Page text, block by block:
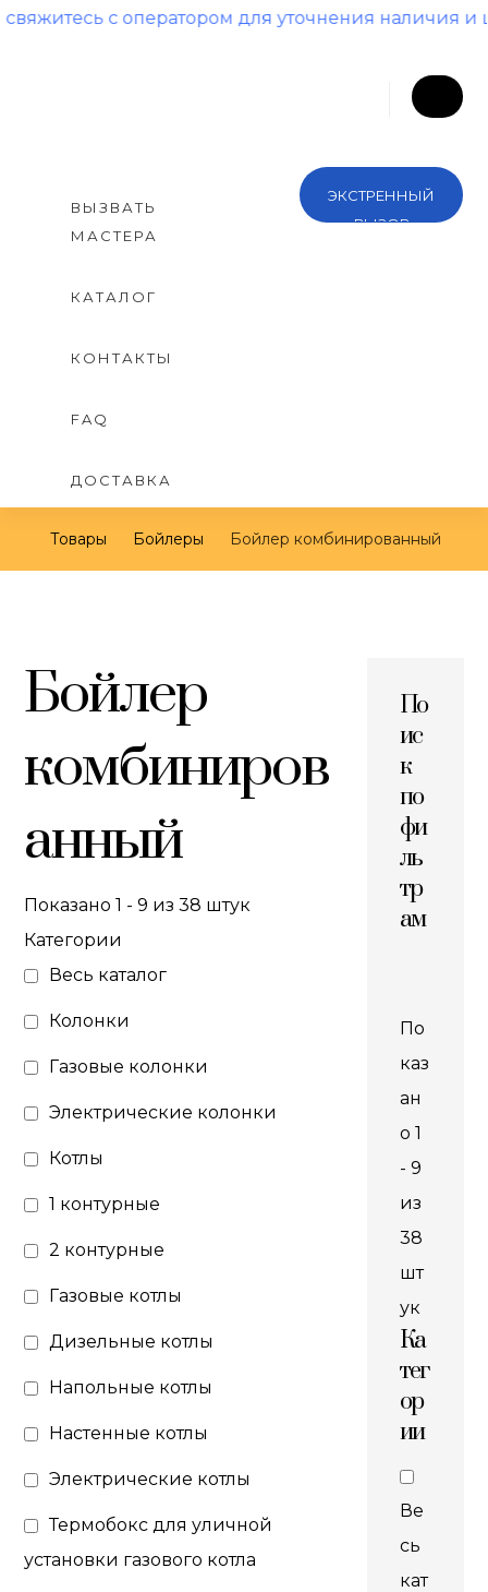
для уточнения наличия и цены!
ВЫЗВАТЬ
МАСТЕРА
КАТАЛОГ
КОНТАКТЫ
FAQ
ДОСТАВКА
ЭКСТРЕННЫЙ
ВЫЗОВ
Товары Бойлеры Бойлер комбинированный
Бойлер
комбиниров
анный
Показано 1 - 9 из 38 штук
Категории
Весь каталог
Колонки
Газовые колонки
Электрические колонки
Котлы
1 контурные
2 контурные
Газовые котлы
Дизельные котлы
Напольные котлы
Настенные котлы
Электрические котлы
Термобокс для уличной
установки газового котла
По
ис
к
по
фи
ль
тр
ам
По
каз
ан
о 1
- 9
из
38
шт
ук
Ка
тег
ор
ии
Ве
сь
кат